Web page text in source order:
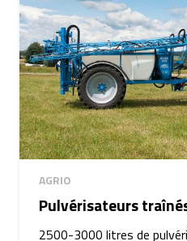
AGRIO
Pulvérisateurs
2500-3000 litres de